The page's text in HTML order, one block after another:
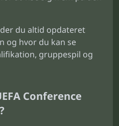
du altid opdateret
og hvor du kan se
gruppespil og
Conference